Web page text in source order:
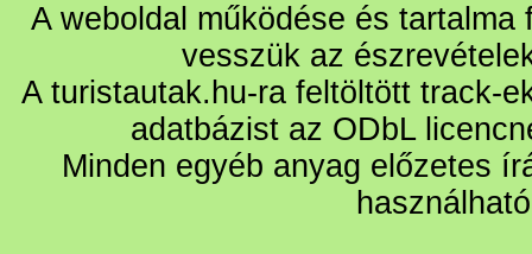
A weboldal működése és
vesszük az
A turistautak.hu-ra feltöltött track-
adatbázist az ODbL
Minden egyéb anyag előzetes